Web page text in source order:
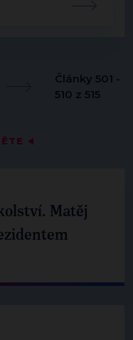
◀
Matěj
Články 501 -
510 z 515